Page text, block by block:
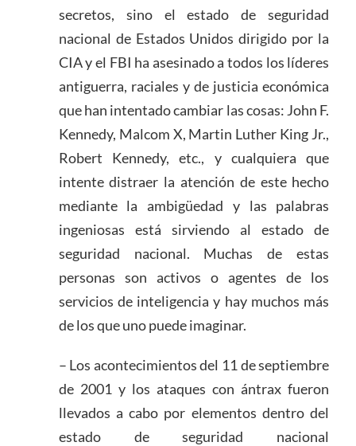
secretos, sino el estado de seguridad
nacional de Estados Unidos dirigido por la
CIA y el FBI ha asesinado a todos los líderes
antiguerra, raciales y de justicia económica
que han intentado cambiar las cosas: John F.
Kennedy, Malcom X, Martin Luther King Jr.,
Robert Kennedy, etc., y cualquiera que
intente distraer la atención de este hecho
mediante la ambigüedad y las palabras
ingeniosas está sirviendo al estado de
seguridad nacional. Muchas de estas
personas son activos o agentes de los
servicios de inteligencia y hay muchos más
de los que uno puede imaginar.
– Los acontecimientos del 11 de septiembre
de 2001 y los ataques con ántrax fueron
llevados a cabo por elementos dentro del
estado de seguridad nacional